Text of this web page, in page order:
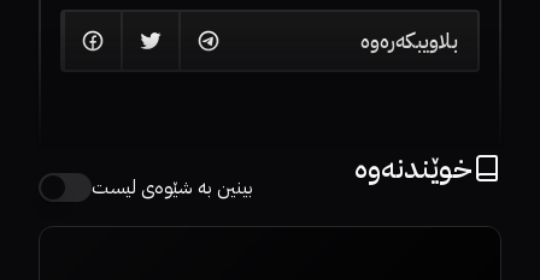
خوێندنەوە بینین بە شێوەی لیست
بلاویبکەرەوە